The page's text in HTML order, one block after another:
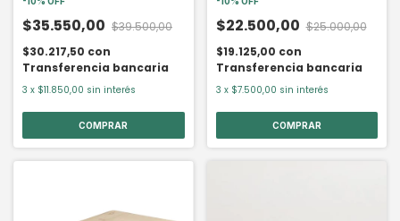
$35.550,00 $39.500,00
$30.217,50 con
Transferencia bancaria
3 x $11.850,00 sin interés
$22.500,00 $25.000,00
$19.125,00 con
Transferencia bancaria
3 x $7.500,00 sin interés